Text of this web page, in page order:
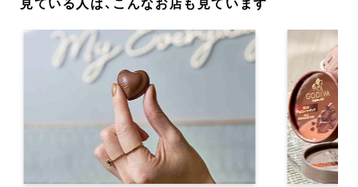
見ている人は、こんなお店も見ています